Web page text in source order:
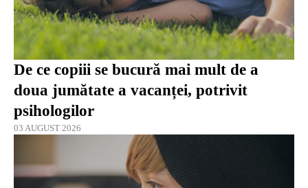
De ce copiii se bucură mai mult de a
doua jumătate a vacanței, potrivit
psihologilor
03 AUGUST 2026